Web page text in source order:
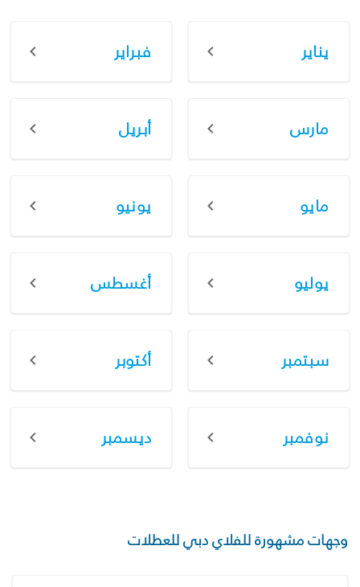
يناير فبراير
مارس أبريل
مايو يونيو
يوليو أغسطس
سبتمبر أكتوبر
نوفمبر ديسمبر
وجهات مشهورة للفلاي دبي للعطلات